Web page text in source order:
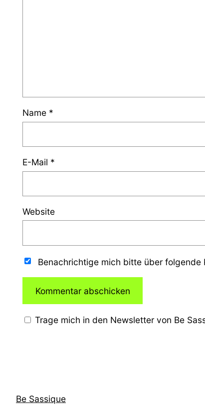
Name *
E-Mail *
Website
Benachrichtige mich bitte über folgende
Trage mich in den Newsletter von Be
Be Sassique